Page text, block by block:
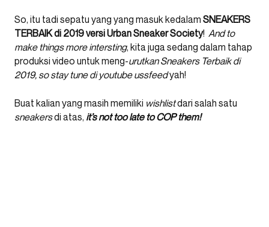
So, itu tadi sepatu yang yang masuk kedalam SNEAKERS
TERBAIK di 2019 versi Urban Sneaker Society! And to
make things more intersting, kita juga sedang dalam tahap
produksi video untuk meng-urutkan Sneakers Terbaik di
2019, so stay tune di youtube ussfeedyah!
Buat kalian yang masih memiliki wishlistdari salah satu
sneakersdi atas, it’s not too late to COP them!